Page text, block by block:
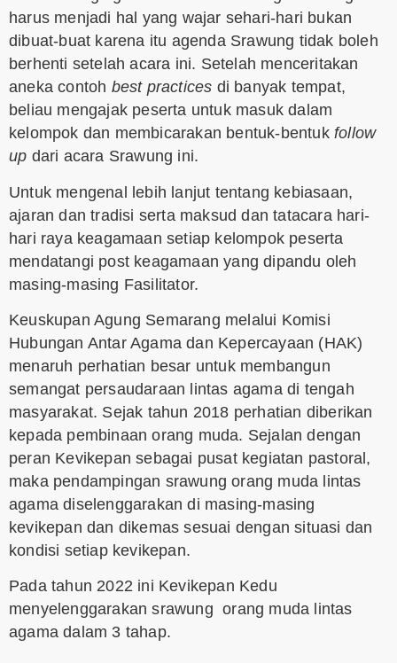
harus menjadi hal yang wajar sehari-hari bukan
dibuat-buat karena itu agenda Srawung tidak boleh
berhenti setelah acara ini. Setelah menceritakan
aneka contoh best practices di banyak tempat,
beliau mengajak peserta untuk masuk dalam
kelompok dan membicarakan bentuk-bentukfollow
up dari acara Srawung ini.
Untuk mengenal lebih lanjut tentang kebiasaan,
ajaran dan tradisi serta maksud dan tatacara hari-
hari raya keagamaan setiap kelompok peserta
mendatangi post keagamaan yang dipandu oleh
masing-masing Fasilitator.
Keuskupan Agung Semarang melalui Komisi
Hubungan Antar Agama dan Kepercayaan (HAK)
menaruh perhatian besar untuk membangun
semangat persaudaraan lintas agama di tengah
masyarakat. Sejak tahun 2018 perhatian diberikan
kepada pembinaan orang muda. Sejalan dengan
peran Kevikepan sebagai pusat kegiatan pastoral,
maka pendampingan srawung orang muda lintas
agama diselenggarakan di masing-masing
kevikepan dan dikemas sesuai dengan situasi dan
kondisi setiap kevikepan.
Pada tahun 2022 ini Kevikepan Kedu
menyelenggarakan srawung orang muda lintas
agama dalam 3 tahap.